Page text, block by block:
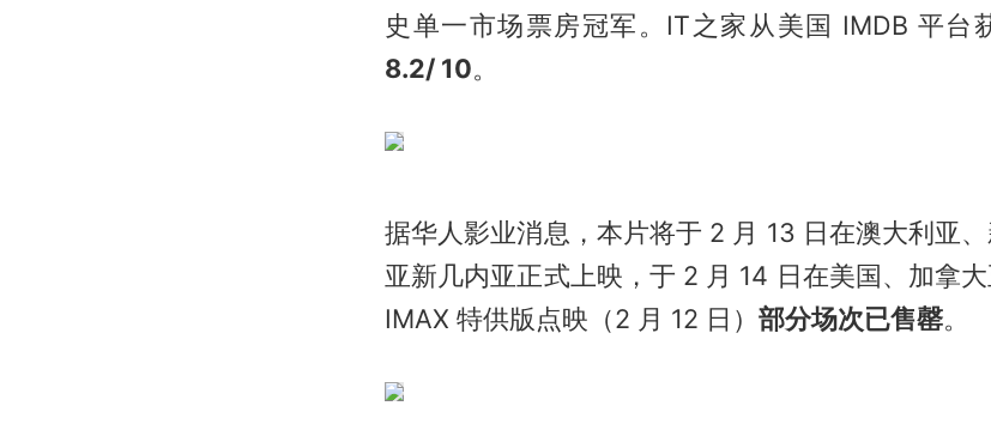
史单一市场票房冠军。IT之家从美国 IMDB 平台
8.2/ 10。
据华人影业消息，本片将于 2 月 13 日在澳大利亚
亚新几内亚正式上映，于 2 月 14 日在美国、加拿
IMAX 特供版点映（2 月 12 日） 部分场次已售罄。